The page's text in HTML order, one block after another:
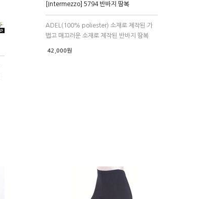
[Intermezzo] 5794 반바지 땀복
ADEL(100% poliester) 소재로 제작된 가
볍고 매끄러운 소재로 제작된 반바지 땀복
42,000원